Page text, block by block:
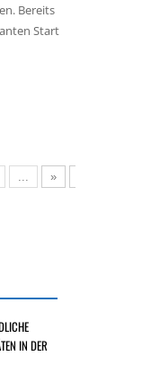
Bereits
Start
»
IN DER